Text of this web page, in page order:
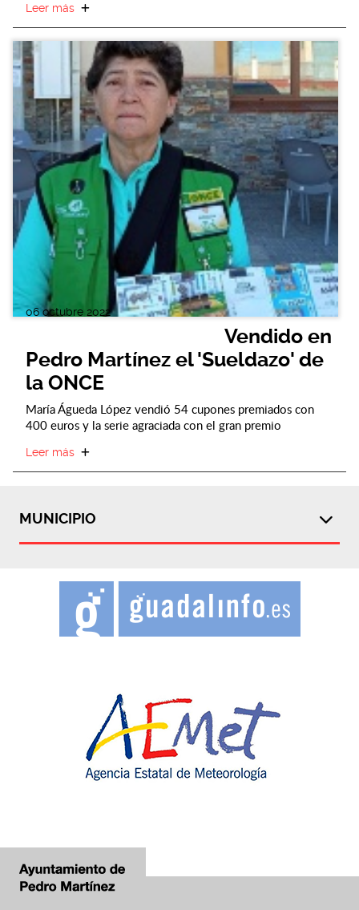
Leer más
06 octubre 2022
Vendido en
Pedro Martínez el 'Sueldazo' de
la ONCE
María Águeda López vendió 54 cupones premiados con
400 euros y la serie agraciada con el gran premio
Leer más
MUNICIPIO